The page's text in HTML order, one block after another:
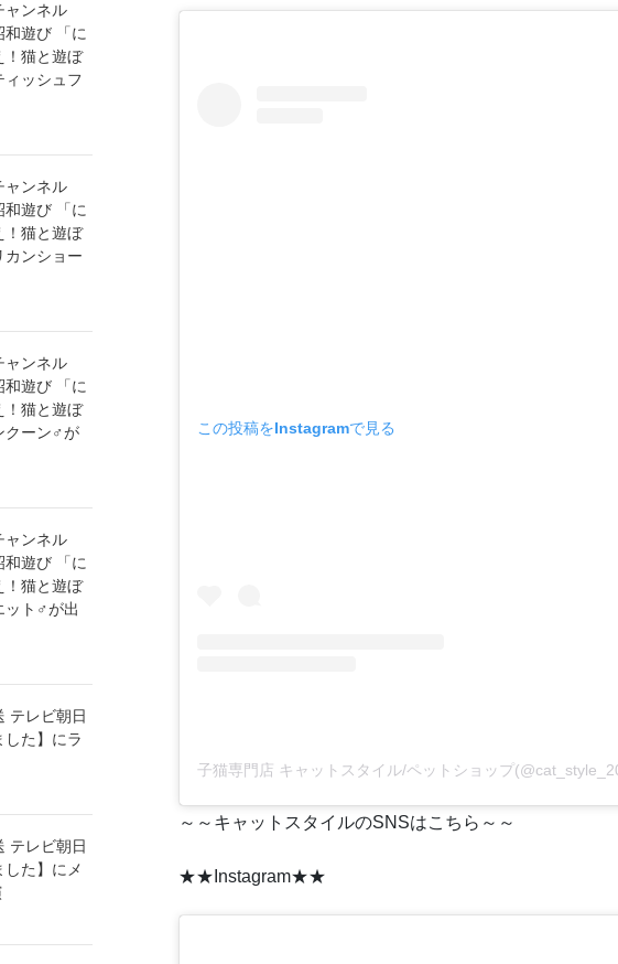
この投稿をInstagramで見る
～～キャットスタイルのSNSはこちら～～
★★Instagram★★
ャンネル
和遊び 「に
！猫と遊ぼ
ィッシュフ
ャンネル
和遊び 「に
！猫と遊ぼ
カンショー
ャンネル
和遊び 「に
！猫と遊ぼ
クーン♂が
ャンネル
和遊び 「に
！猫と遊ぼ
ット♂が出
テレビ朝日
した】にラ
テレビ朝日
した】にメ